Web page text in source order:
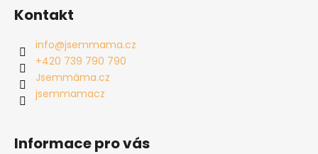
Kontakt
info@jsemmama.cz
+420 739 790 790
Jsemmáma.cz
jsemmamacz
Informace pro vás